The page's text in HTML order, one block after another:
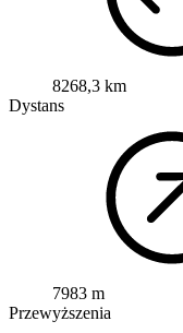
8268,3 km
Dystans
7983 m
Przewyższenia